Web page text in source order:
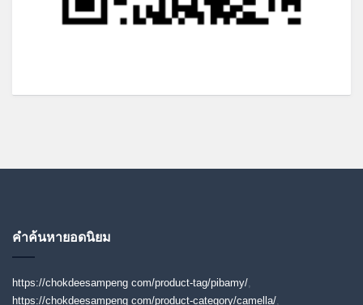
คำค้นหายอดนิยม
https://chokdeesampeng com/product-tag/pibamy/
https://chokdeesampeng com/product-category/camella/